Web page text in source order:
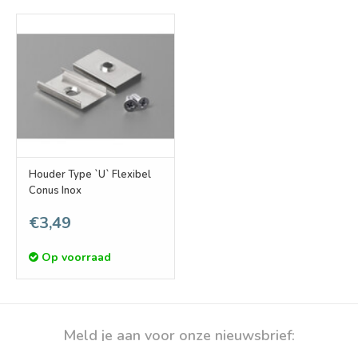
Houder Type `U` Flexibel
Conus Inox
€3,49
Op voorraad
Meld je aan voor onze nieuwsbrief: